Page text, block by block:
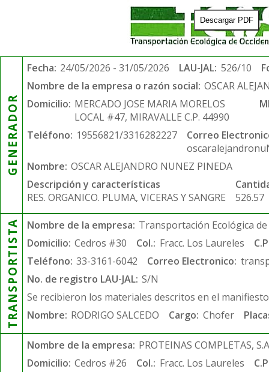
Descargar PDF
GENERADOR
Fecha: 24/05/2026 - 31/05/2026 LAU-JAL: 526/10
Nombre de la empresa o razón social: OSCAR
Domicilio: MERCADO JOSE MARIA MORELOS
LOCAL #47, MIRAVALLE C.P. 44990
Teléfono: 19556821/3316282227
Correo
Nombre: OSCAR ALEJANDRO NUNEZ PINEDA
Descripción y características
RES. ORGANICO. PLUMA, VICERAS Y SANGRE
526.57
TRANSPORTISTA Nombre de la empresa: Transportación Ecológica de
Domicilio: Cedros #30 Col.: Fracc. Los Laureles
Teléfono: 33-3161-6042 Correo Electronico:
No. de registro LAU-JAL: S/N
Se recibieron los materiales descritos en el
Nombre: RODRIGO SALCEDO Cargo: Chofer
Nombre de la empresa: PROTEINAS COMPLETAS,
Domicilio: Cedros #26 Col.: Fracc. Los Laureles